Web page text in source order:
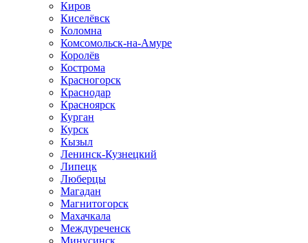
Киров
Киселёвск
Коломна
Комсомольск-на-Амуре
Королёв
Кострома
Красногорск
Краснодар
Красноярск
Курган
Курск
Кызыл
Ленинск-Кузнецкий
Липецк
Люберцы
Магадан
Магнитогорск
Махачкала
Междуреченск
Минусинск